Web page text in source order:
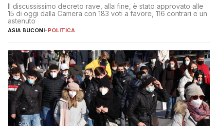
Il discussissimo decreto rave, alla fine, è stato approvato alle
15 di oggi dalla Camera con 183 voti a favore, 116 contrari e un
astenuto
ASIA BUCONI-POLITICA